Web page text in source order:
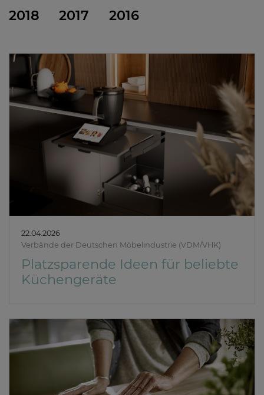
2018
2017 2016
22.04.2026
Verbände der Deutschen Möbelindustrie (VDM/VHK)
Platzsparende Ideen für beliebte
Küchengeräte